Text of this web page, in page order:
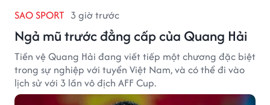
SAO SPORT 3 giờ trước
Ngả mũ trước đẳng cấp của Quang Hải
Tiền vệ Quang Hải đang viết tiếp một chương đặc biệt
trong sự nghiệp với tuyển Việt Nam, và có thể đi vào
lịch sử với 3 lần vô địch AFF Cup.